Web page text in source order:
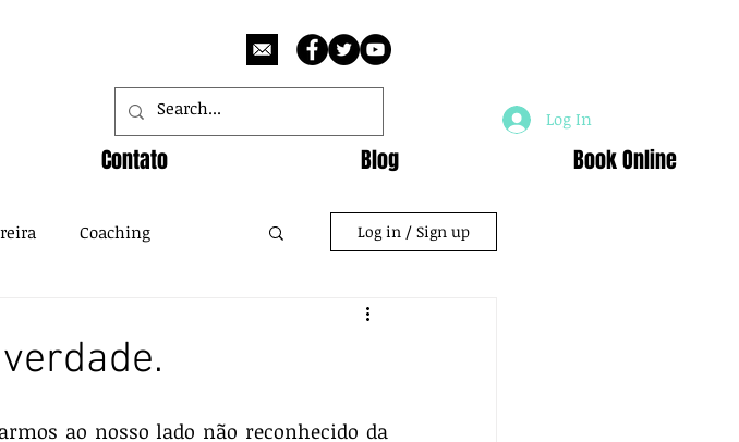
Log In
Contato Blog Book Online
Coaching Log in / Sign up
ao nosso lado não reconhecido da